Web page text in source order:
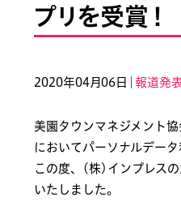
プリを受賞！
2020年04月06日｜ 報道発
美園タウンマネジメント
においてパーソナルデー
この度、(株)インプレス
いたしました。